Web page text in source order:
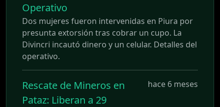
Operativo
Dos mujeres fueron intervenidas en Piura por
presunta extorsión tras cobrar un cupo. La
Divincri incautó dinero y un celular. Detalles del
operativo.
Rescate de Mineros en
Pataz: Liberan a 29
hace 6 meses